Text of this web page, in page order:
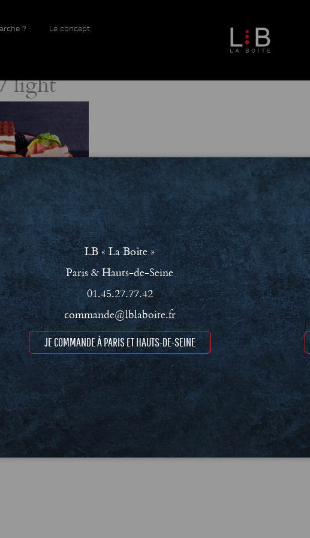
? Le concept
light
Le concept Notre engagement RSE Conditions Générales de Vente (CGV)
LB « La Boîte »
Paris & Hauts-de-Seine
01.45.27.77.42
commande@lblaboite.fr
JE COMMANDE À PARIS ET HAUTS-DE-SEINE